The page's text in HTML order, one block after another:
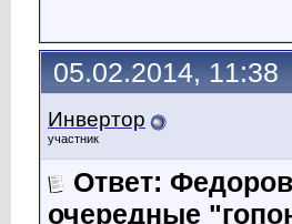
05.02.2014, 11:38
Инвертор
участник
Ответ:
очередные